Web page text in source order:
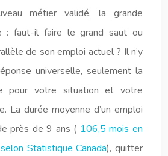
métier validé, la grande
: faut-il faire le grand saut ou
de son emploi actuel ? Il n’y
universelle, seulement la
pour votre situation et votre
La durée moyenne d’un emploi
près de 9 ans ( 106,5 mois en
Statistique Canada), quitter